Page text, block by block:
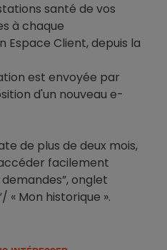
santé de vos
à chaque
Espace Client, depuis la
est envoyée par
d'un nouveau e-
de plus de deux mois,
facilement
onglet
« Mon historique ».